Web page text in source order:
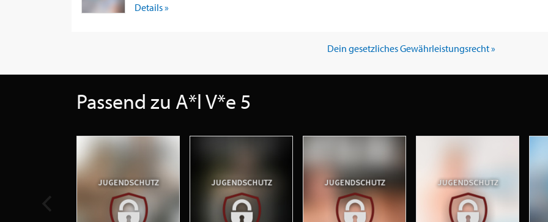
Details »
Dein gesetzliches Gewährleistungsrecht »
Passend zu A*l V*e 5